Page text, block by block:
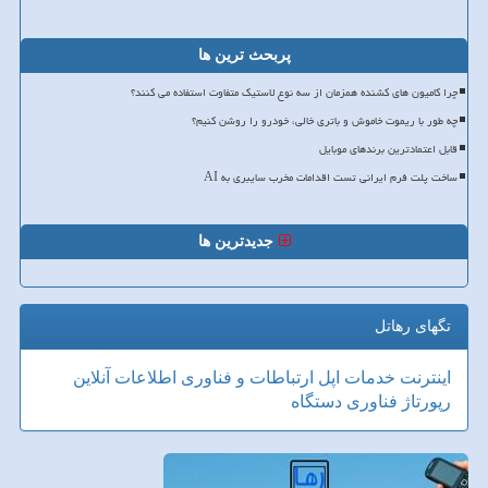
پربحث ترین ها
چرا کامیون های کشنده همزمان از سه نوع لاستیک متفاوت استفاده می کنند؟
چه طور با ریموت خاموش و باتری خالی، خودرو را روشن کنیم؟
قابل اعتمادترین برندهای موبایل
ساخت پلت فرم ایرانی تست اقدامات مخرب سایبری به AI
جدیدترین ها
تگهای رهاتل
اینترنت خدمات اپل ارتباطات و فناوری اطلاعات آنلاین
رپورتاژ فناوری دستگاه